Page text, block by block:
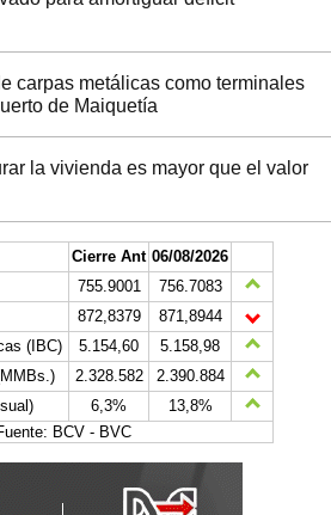
carpas metálicas como terminales
de Maiquetía
la vivienda es mayor que el valor
Cierre Ant 06/08/2026
755.9001
756.7083
872,8379
871,8944
(IBC)
5.154,60
5.158,98
2.328.582
2.390.884
6,3%
13,8%
BCV - BVC